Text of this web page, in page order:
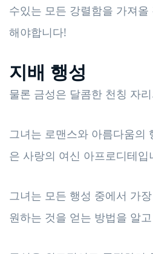
수있는 모든 강렬함을 가져
해야합니다!
지배 행성
물론 금성은 달콤한 천칭 자
그녀는 로맨스와 아름다움의
은 사랑의 여신 아프로디테입
그녀는 모든 행성 중에서 가
원하는 것을 얻는 방법을 알